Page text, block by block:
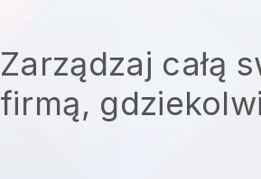
Zarządzaj całą
firmą,